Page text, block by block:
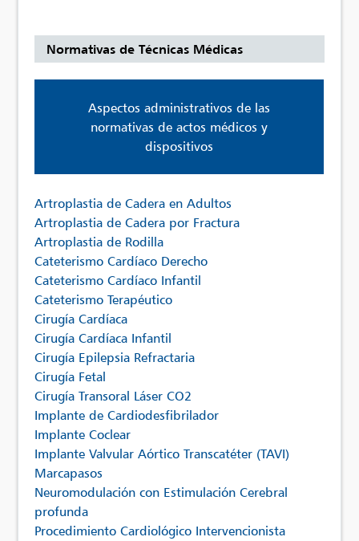
Normativas de Técnicas Médicas
Aspectos administrativos de las
normativas de actos médicos y
dispositivos
Artroplastia de Cadera en Adultos
Artroplastia de Cadera por Fractura
Artroplastia de Rodilla
Cateterismo Cardíaco Derecho
Cateterismo Cardíaco Infantil
Cateterismo Terapéutico
Cirugía Cardíaca
Cirugía Cardíaca Infantil
Cirugía Epilepsia Refractaria
Cirugía Fetal
Cirugía Transoral Láser CO2
Implante de Cardiodesfibrilador
Implante Coclear
Implante Valvular Aórtico Transcatéter (TAVI)
Marcapasos
Neuromodulación con Estimulación Cerebral
profunda
Procedimiento Cardiológico Intervencionista